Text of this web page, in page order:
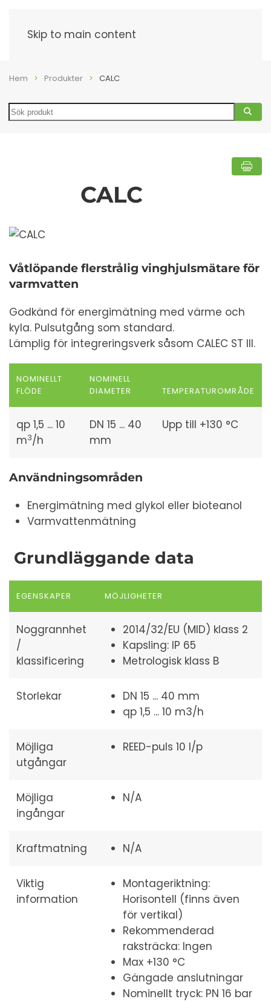
Skip to main content
Hem Produkter CALC
Search
CALC
Våtlöpande flerstrålig vinghjulsmätare för
varmvatten
Godkänd för energimätning med värme och
kyla. Pulsutgång som standard.
Lämplig för integreringsverk såsom CALEC ST III.
NOMINELLT
FLÖDE
NOMINELL
DIAMETER
TEMPERATUROMRÅDE
qp 1,5 ... 10
m3/h
DN 15 ... 40
mm
Upp till +130 °C
Användningsområden
Energimätning med glykol eller bioteanol
Varmvattenmätning
Grundläggande data
EGENSKAPER MÖJLIGHETER
Noggrannhet
/
klassificering
2014/32/EU (MID) klass 2
Kapsling: IP 65
Metrologisk klass B
Storlekar
DN 15 ... 40 mm
qp 1,5 ... 10 m3/h
Möjliga
utgångar
REED-puls 10 l/p
Möjliga
ingångar
N/A
Kraftmatning N/A
Viktig
information
Montageriktning:
Horisontell (finns även
för vertikal)
Rekommenderad
raksträcka: Ingen
Max +130 °C
Gängade anslutningar
Nominellt tryck: PN 16 bar